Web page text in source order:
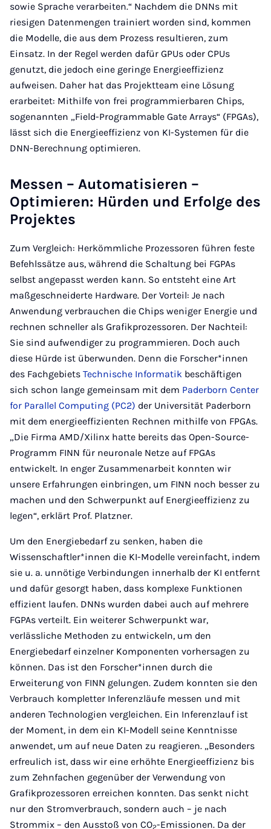
sowie Sprache verarbeiten.“ Nachdem die DNNs mit
riesigen Datenmengen trainiert worden sind, kommen
die Modelle, die aus dem Prozess resultieren, zum
Einsatz. In der Regel werden dafür GPUs oder CPUs
genutzt, die jedoch eine geringe Energieeffizienz
aufweisen. Daher hat das Projektteam eine Lösung
erarbeitet: Mithilfe von frei programmierbaren Chips,
sogenannten „Field-Programmable Gate Arrays“ (FPGAs),
lässt sich die Energieeffizienz von KI-Systemen für die
DNN-Berechnung optimieren.
Messen – Automatisieren –
Optimieren: Hürden und Erfolge des
Projektes
Zum Vergleich: Herkömmliche Prozessoren führen feste
Befehlssätze aus, während die Schaltung bei FGPAs
selbst angepasst werden kann. So entsteht eine Art
maßgeschneiderte Hardware. Der Vorteil: Je nach
Anwendung verbrauchen die Chips weniger Energie und
rechnen schneller als Grafikprozessoren. Der Nachteil:
Sie sind aufwendiger zu programmieren. Doch auch
diese Hürde ist überwunden. Denn die Forscher*innen
des Fachgebiets Technische Informatik beschäftigen
sich schon lange gemeinsam mit dem Paderborn Center
for Parallel Computing (PC2) der Universität Paderborn
mit dem energieeffizienten Rechnen mithilfe von FPGAs.
„Die Firma AMD/Xilinx hatte bereits das Open-Source-
Programm FINN für neuronale Netze auf FPGAs
entwickelt. In enger Zusammenarbeit konnten wir
unsere Erfahrungen einbringen, um FINN noch besser zu
machen und den Schwerpunkt auf Energieeffizienz zu
legen“, erklärt Prof. Platzner.
Um den Energiebedarf zu senken, haben die
Wissenschaftler*innen die KI-Modelle vereinfacht, indem
sie u. a. unnötige Verbindungen innerhalb der KI entfernt
und dafür gesorgt haben, dass komplexe Funktionen
effizient laufen. DNNs wurden dabei auch auf mehrere
FGPAs verteilt. Ein weiterer Schwerpunkt war,
verlässliche Methoden zu entwickeln, um den
Energiebedarf einzelner Komponenten vorhersagen zu
können. Das ist den Forscher*innen durch die
Erweiterung von FINN gelungen. Zudem konnten sie den
Verbrauch kompletter Inferenzläufe messen und mit
anderen Technologien vergleichen. Ein Inferenzlauf ist
der Moment, in dem ein KI-Modell seine Kenntnisse
anwendet, um auf neue Daten zu reagieren. „Besonders
erfreulich ist, dass wir eine erhöhte Energieeffizienz bis
zum Zehnfachen gegenüber der Verwendung von
Grafikprozessoren erreichen konnten. Das senkt nicht
nur den Stromverbrauch, sondern auch – je nach
Strommix – den Ausstoß von CO2-Emissionen. Da der